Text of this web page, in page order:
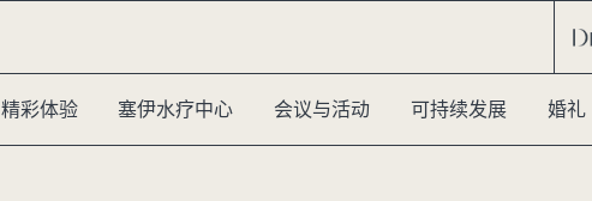
精彩体验 塞伊水疗中心 会议与活动 可持续发展 婚礼